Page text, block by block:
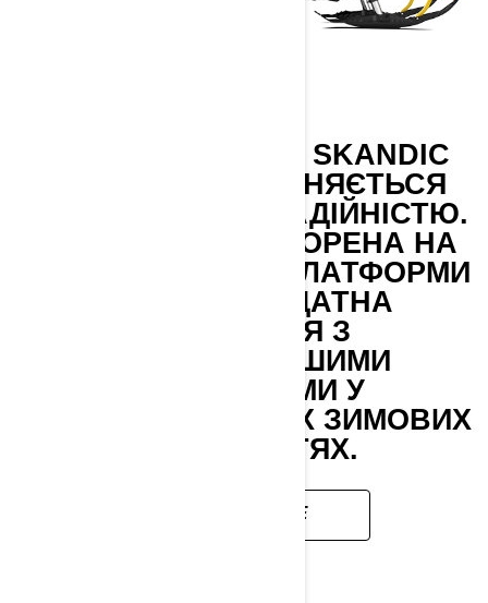
МОДЕЛЬ SKI-DOO SKANDIC
2027 РОКУ ВІДРІЗНЯЄТЬСЯ
БЕЗДОГАННОЮ НАДІЙНІСТЮ.
ЦЯ МАШИНА, СТВОРЕНА НА
БАЗІ ПЕРЕДОВОЇ ПЛАТФОРМИ
REV GEN 5, ЗДАТНА
ВПОРАТИСЯ З
НАЙСКЛАДНІШИМИ
ЗАВДАННЯМИ У
НАЙВІДДАЛЕНІШИХ ЗИМОВИХ
МІСЦЕВОСТЯХ.
ДОКЛАДНІШЕ